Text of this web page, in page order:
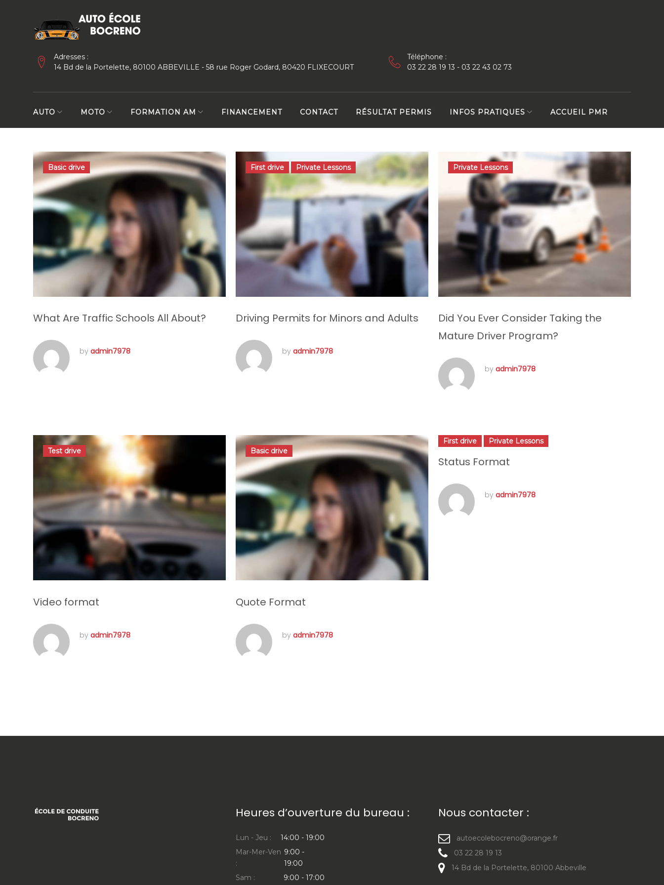
Adresses :
14 Bd de la Portelette, 80100 ABBEVILLE - 58 rue Roger Godard, 80420 FLIXECOURT
Téléphone :
03 22 28 19 13 - 03 22 43 02 73
AUTO MOTO FORMATION AM FINANCEMENT CONTACT RÉSULTAT PERMIS INFOS PRATIQUES ACCUEIL PMR
Étiquette :
Training
Basic drive
What Are Traffic Schools All About?
by admin7978
First drive Private Lessons
Driving Permits for Minors and Adults
by admin7978
Private Lessons
Did You Ever Consider Taking the
Mature Driver Program?
by admin7978
Test drive
Video format
by admin7978
Basic drive
Quote Format
by admin7978
First drive Private Lessons
Status Format
by admin7978
Heures d’ouverture du bureau :
Lun - Jeu :
14:00 - 19:00
Mar-Mer-Ven
:
9:00 -
19:00
Sam :
9:00 - 17:00
Nous contacter :
autoecolebocreno@orange.fr
03 22 28 19 13
14 Bd de la Portelette, 80100 Abbeville